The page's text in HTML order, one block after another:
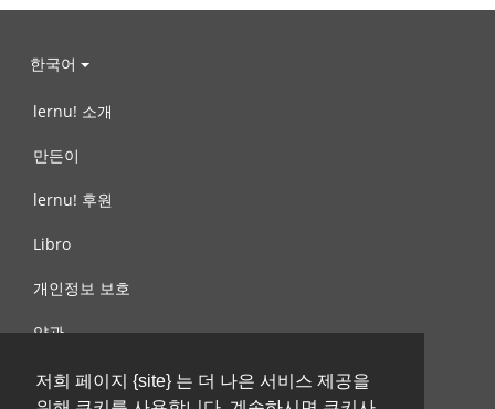
저희 페이지 {site} 는 더 나은 서비스 제공을
한국어
lernu! 소개
만든이
lernu! 후원
Libro
개인정보 보호
약관
제안, 문의